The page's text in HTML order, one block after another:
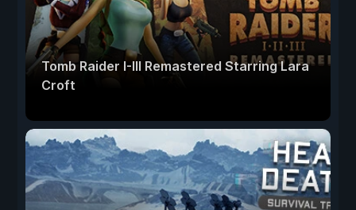
Tomb Raider I-III Remastered Starring Lara
Croft